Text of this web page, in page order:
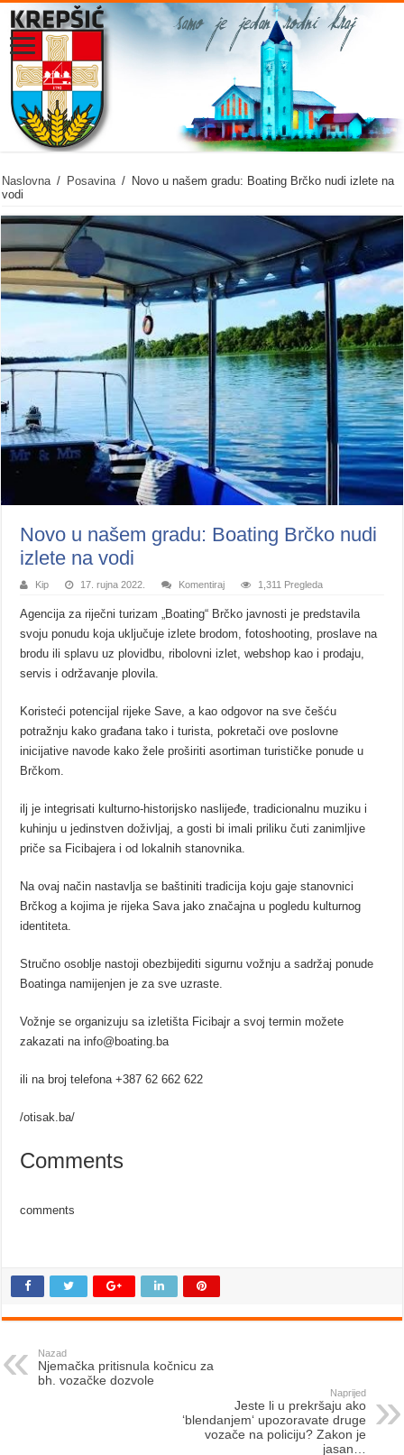
Naslovna / Posavina / Novo u našem gradu: Boating Brčko nudi izlete na
vodi
Novo u našem gradu: Boating Brčko nudi
izlete na vodi
Kip 17. rujna 2022. Komentiraj 1,311 Pregleda
Agencija za riječni turizam „Boating“ Brčko javnosti je predstavila
svoju ponudu koja uključuje izlete brodom, fotoshooting, proslave na
brodu ili splavu uz plovidbu, ribolovni izlet, webshop kao i prodaju,
servis i održavanje plovila.
Koristeći potencijal rijeke Save, a kao odgovor na sve češću
potražnju kako građana tako i turista, pokretači ove poslovne
inicijative navode kako žele proširiti asortiman turističke ponude u
Brčkom.
ilj je integrisati kulturno-historijsko naslijeđe, tradicionalnu muziku i
kuhinju u jedinstven doživljaj, a gosti bi imali priliku čuti zanimljive
priče sa Ficibajera i od lokalnih stanovnika.
Na ovaj način nastavlja se baštiniti tradicija koju gaje stanovnici
Brčkog a kojima je rijeka Sava jako značajna u pogledu kulturnog
identiteta.
Stručno osoblje nastoji obezbijediti sigurnu vožnju a sadržaj ponude
Boatinga namijenjen je za sve uzraste.
Vožnje se organizuju sa izletišta Ficibajr a svoj termin možete
zakazati na info@boating.ba
ili na broj telefona +387 62 662 622
/otisak.ba/
Comments
comments
Nazad
Njemačka pritisnula kočnicu za
bh. vozačke dozvole
Naprijed
Jeste li u prekršaju ako
‘blendanjem‘ upozoravate druge
vozače na policiju? Zakon je
jasan…